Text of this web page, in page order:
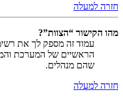
חזרה למעלה
מהו הקישור “הצוות”?
עמוד זה מספק לך את
הראשיים של המערכת
שהם מנהלים.
חזרה למעלה